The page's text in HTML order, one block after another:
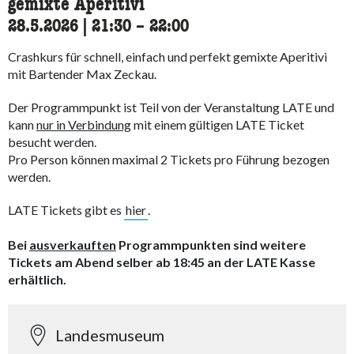
gemixte Aperitivi
28.5.2026 21:30 accessibility.time_to
– 22:00
Crashkurs für schnell, einfach und perfekt gemixte Aperitivi
mit Bartender Max Zeckau.
Der Programmpunkt ist Teil von der Veranstaltung LATE und
kannnur in Verbindungmit einem gültigen LATE Ticket
besucht werden.
Pro Person können maximal 2 Tickets pro Führung bezogen
werden.
LATE Tickets gibt es hier.
Bei ausverkauften Programmpunkten sind weitere
Tickets am Abend selber ab 18:45 an der LATE Kasse
erhältlich.
Landesmuseum